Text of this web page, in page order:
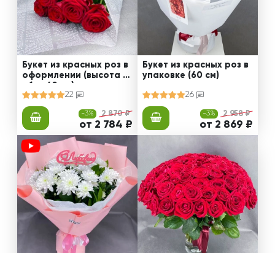
Букет из красных роз в
оформлении (высота ст
22
-3% 2 870 ₽
от 2 784 ₽
Букет из красных роз в
упаковке (60 см)
26
-3% 2 958 ₽
от 2 869 ₽